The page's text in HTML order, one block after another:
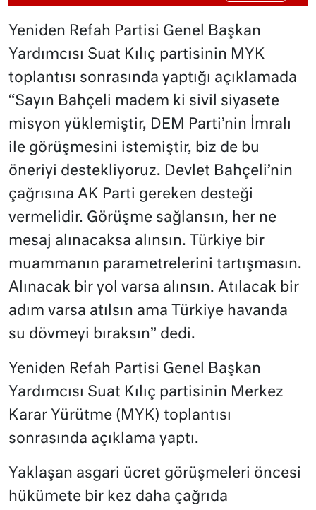
Yeniden Refah Partisi Genel Başkan
Yardımcısı Suat Kılıç partisinin MYK
toplantısı sonrasında yaptığı açıklamada
“Sayın Bahçeli madem ki sivil siyasete
misyon yüklemiştir, DEM Parti’nin İmralı
ile görüşmesini istemiştir, biz de bu
öneriyi destekliyoruz. Devlet Bahçeli’nin
çağrısına AK Parti gereken desteği
vermelidir. Görüşme sağlansın, her ne
mesaj alınacaksa alınsın. Türkiye bir
muammanın parametrelerini tartışmasın.
Alınacak bir yol varsa alınsın. Atılacak bir
adım varsa atılsın ama Türkiye havanda
su dövmeyi bıraksın” dedi.
Yeniden Refah Partisi Genel Başkan
Yardımcısı Suat Kılıç partisinin Merkez
Karar Yürütme (MYK) toplantısı
sonrasında açıklama yaptı.
Yaklaşan asgari ücret görüşmeleri öncesi
hükümete bir kez daha çağrıda